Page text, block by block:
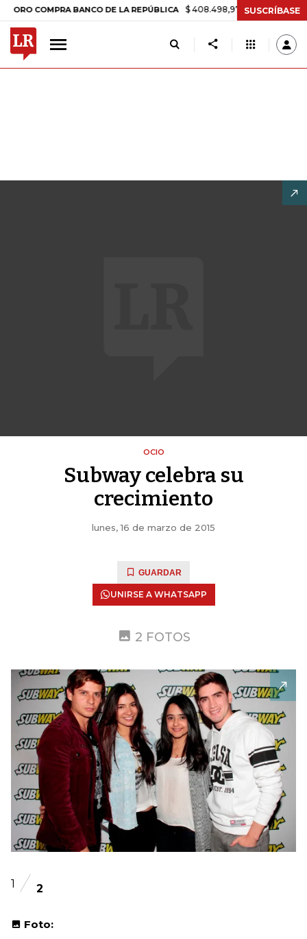
COMPRA BANCO DE LA REPÚBLICA $ 408.498,97 +$ 8.753,81 +2,19%
SUSCRÍBASE
OCIO
Subway celebra su
crecimiento
lunes, 16 de marzo de 2015
GUARDAR
UNIRSE A WHATSAPP
2 FOTOS
1 2
Foto: